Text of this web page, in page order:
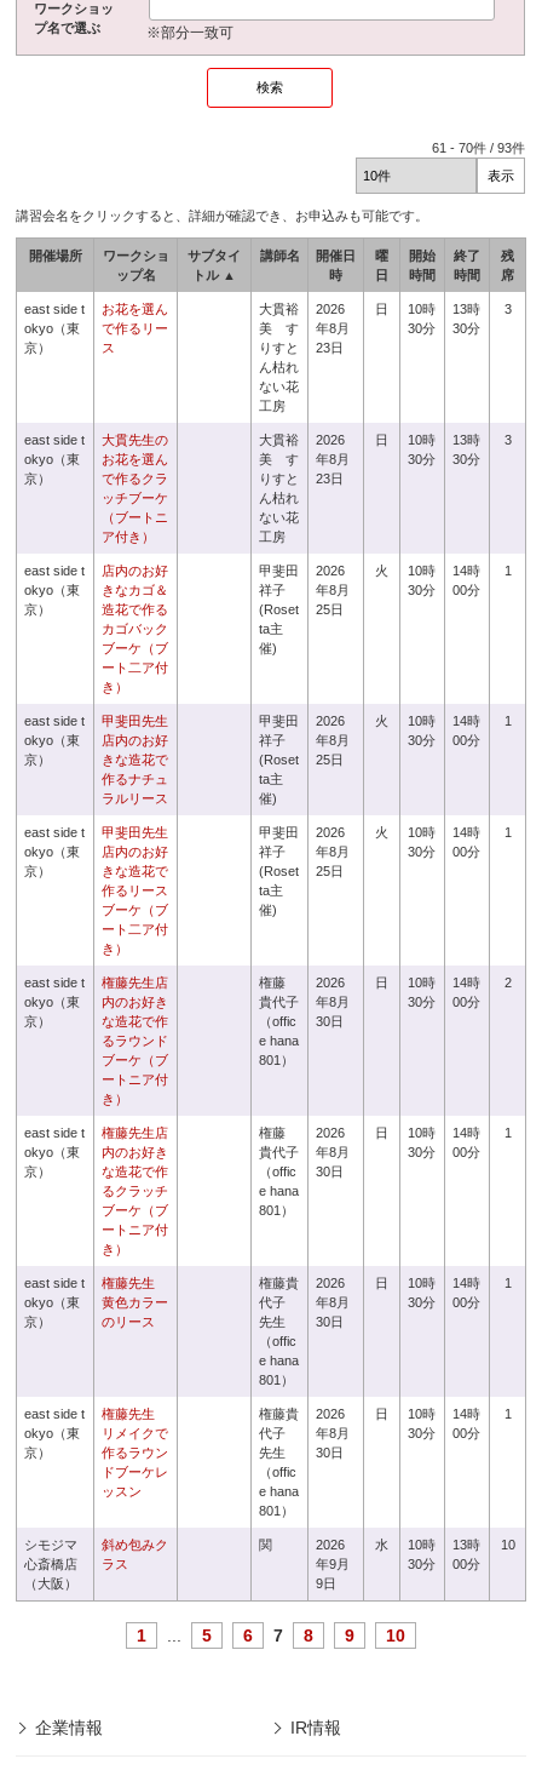
ワークショッ
プ名で選ぶ
※部分一致可
61 -70件 /93件
講習会名をクリックすると、詳細が確認でき、お申込みも可能です。
開催場所
ワークショ
ップ名
サブタイ
トル ▲
講師名
開催日
時
曜
日
開始
時間
終了
時間
残
席
east side t
okyo（東
京）
お花を選ん
で作るリー
ス
大貫裕
美 す
りすと
ん枯れ
ない花
工房
2026
年8月
23日
日
10時
30分
13時
30分
3
east side t
okyo（東
京）
大貫先生の
お花を選ん
で作るクラ
ッチブーケ
（ブートニ
ア付き）
大貫裕
美 す
りすと
ん枯れ
ない花
工房
2026
年8月
23日
日
10時
30分
13時
30分
3
east side t
okyo（東
京）
店内のお好
きなカゴ＆
造花で作る
カゴバック
ブーケ（ブ
ート二ア付
き）
甲斐田
祥子
(Roset
ta主
催)
2026
年8月
25日
火
10時
30分
14時
00分
1
east side t
okyo（東
京）
甲斐田先生
店内のお好
きな造花で
作るナチュ
ラルリース
甲斐田
祥子
(Roset
ta主
催)
2026
年8月
25日
火
10時
30分
14時
00分
1
east side t
okyo（東
京）
甲斐田先生
店内のお好
きな造花で
作るリース
ブーケ（ブ
ート二ア付
き）
甲斐田
祥子
(Roset
ta主
催)
2026
年8月
25日
火
10時
30分
14時
00分
1
east side t
okyo（東
京）
権藤先生店
内のお好き
な造花で作
るラウンド
ブーケ（ブ
ートニア付
き）
権藤
貴代子
（offic
e hana
801）
2026
年8月
30日
日
10時
30分
14時
00分
2
east side t
okyo（東
京）
権藤先生店
内のお好き
な造花で作
るクラッチ
ブーケ（ブ
ートニア付
き）
権藤
貴代子
（offic
e hana
801）
2026
年8月
30日
日
10時
30分
14時
00分
1
east side t
okyo（東
京）
権藤先生
黄色カラー
のリース
権藤貴
代子
先生
（offic
e hana
801）
2026
年8月
30日
日
10時
30分
14時
00分
1
east side t
okyo（東
京）
権藤先生
リメイクで
作るラウン
ドブーケレ
ッスン
権藤貴
代子
先生
（offic
e hana
801）
2026
年8月
30日
日
10時
30分
14時
00分
1
シモジマ
心斎橋店
（大阪）
斜め包みク
ラス
関
2026
年9月
9日
水
10時
30分
13時
00分
10
1 5 6 7 8 9 10
企業情報 IR情報